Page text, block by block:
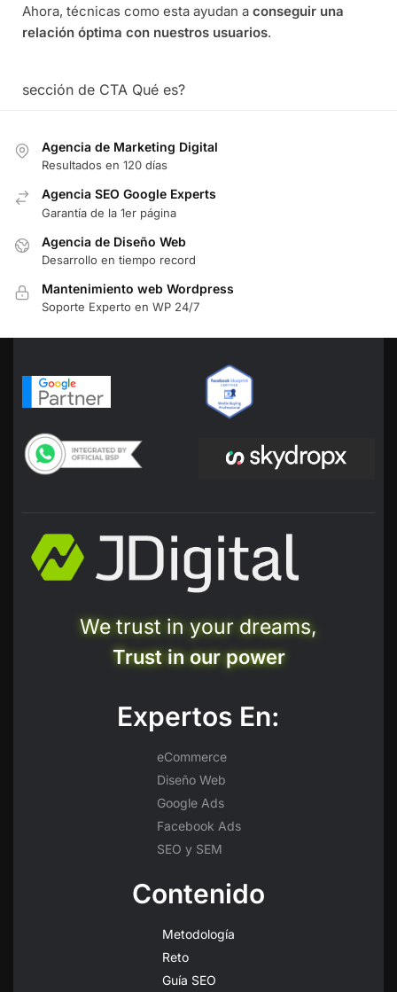
Ahora, técnicas como esta ayudan a conseguir una
relación óptima con nuestros usuarios.
sección de CTA Qué es?
Agencia de Marketing Digital
Resultados en 120 días
Agencia SEO Google Experts
Garantía de la 1er página
Agencia de Diseño Web
Desarrollo en tiempo record
Mantenimiento web Wordpress
Soporte Experto en WP 24/7
We trust in your dreams,
Trust in our power
Expertos En:
eCommerce
Diseño Web
Google Ads
Facebook Ads
SEO y SEM
Contenido
Metodología
Reto
Guía SEO